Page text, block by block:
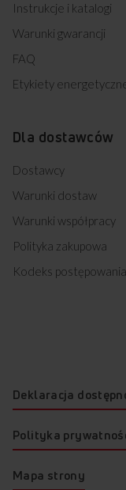
Instrukcje i katalogi
Warunki gwarancji
FAQ
Etykiety
Dla dostawców
Dostawcy
Warunki dostaw
Warunki współpracy
Polityka zakupowa
Kodeks postępowania
Deklaracja
Polityka
Mapa strony